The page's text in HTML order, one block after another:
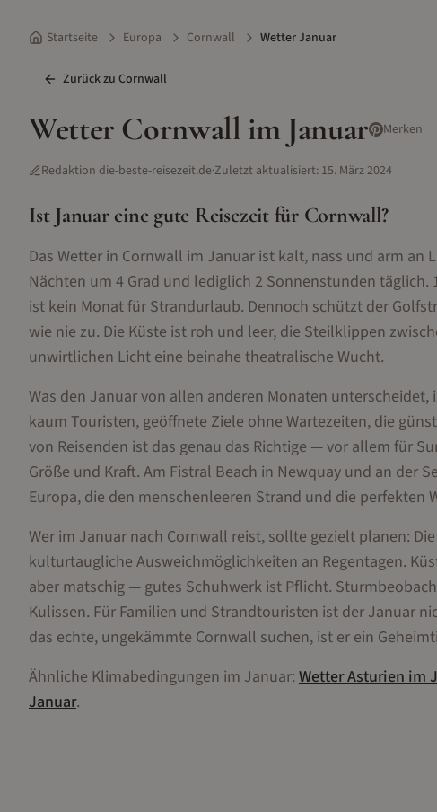
Startseite Europa Cornwall Wetter Januar
Zurück zu Cornwall
Wetter Cornwall im Januar Merken
Redaktion die-beste-reisezeit.de·Zuletzt aktualisiert: 15. März 2024
Ist Januareine gute Reisezeit für Cornwall?
Das Wetter in Cornwall im Januar ist kalt, nass und arm
Nächten um 4 Grad und lediglich 2 Sonnenstunden
ist kein Monat für Strandurlaub. Dennoch schützt der
wie nie zu. Die Küste ist roh und leer, die Steilklippen
unwirtlichen Licht eine beinahe theatralische Wucht.
Was den Januar von allen anderen Monaten
kaum Touristen, geöffnete Ziele ohne Wartezeiten, die
von Reisenden ist das genau das Richtige — vor allem für
Größe und Kraft. Am Fistral Beach in Newquay und an der
Europa, die den menschenleeren Strand und die perfekten
Wer im Januar nach Cornwall reist, sollte gezielt planen:
kulturtaugliche Ausweichmöglichkeiten an Regentagen.
aber matschig — gutes Schuhwerk ist Pflicht.
Kulissen. Für Familien und Strandtouristen ist der Januar
das echte, ungekämmte Cornwall suchen, ist er ein
Ähnliche Klimabedingungen im Januar: WetterAsturienim
Januar.